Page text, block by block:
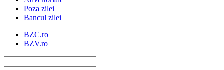
Poza zilei
Bancul zilei
BZC.ro
BZV.ro